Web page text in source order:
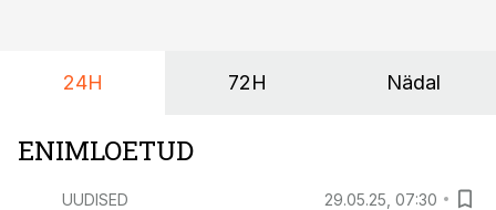
24H 72H Nädal
ENIMLOETUD
UUDISED 29.05.25, 07:30